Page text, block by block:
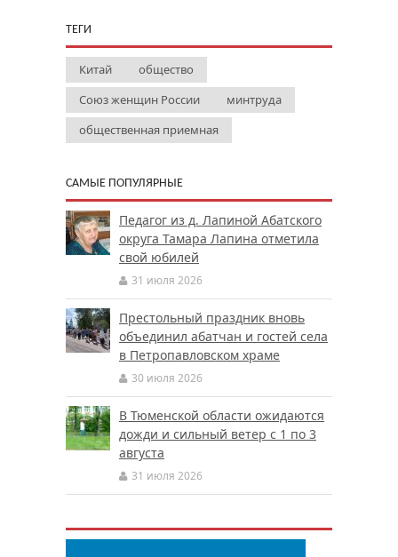
ТЕГИ
Китай
общество
Союз женщин России
минтруда
общественная приемная
САМЫЕ ПОПУЛЯРНЫЕ
Педагог из д. Лапиной Абатского
округа Тамара Лапина отметила
свой юбилей
31 июля 2026
Престольный праздник вновь
объединил абатчан и гостей села
в Петропавловском храме
30 июля 2026
В Тюменской области ожидаются
дожди и сильный ветер с 1 по 3
августа
31 июля 2026